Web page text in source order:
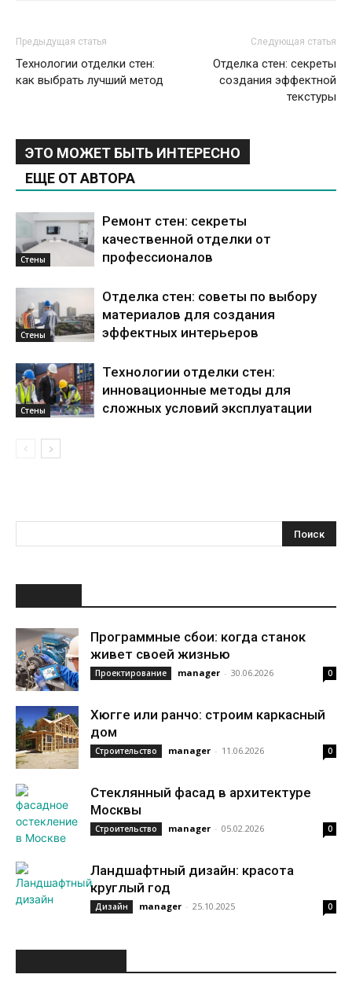
Предыдущая статья
Технологии отделки стен:
как выбрать лучший метод
Следующая статья
Отделка стен: секреты
создания эффектной
текстуры
ЭТО МОЖЕТ БЫТЬ ИНТЕРЕСНО
ЕЩЕ ОТ АВТОРА
Стены
Ремонт стен: секреты
качественной отделки от
профессионалов
Стены
Отделка стен: советы по выбору
материалов для создания
эффектных интерьеров
Стены
Технологии отделки стен:
инновационные методы для
сложных условий эксплуатации
Программные сбои: когда станок
живет своей жизнью
Проектирование manager - 30.06.2026 0
Хюгге или ранчо: строим каркасный
дом
Строительство manager - 11.06.2026 0
Стеклянный фасад в архитектуре
Москвы
Строительство manager - 05.02.2026 0
Ландшафтный дизайн: красота
круглый год
Дизайн manager - 25.10.2025 0